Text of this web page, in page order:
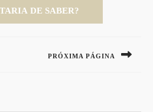
PRÓXIMA PÁGINA